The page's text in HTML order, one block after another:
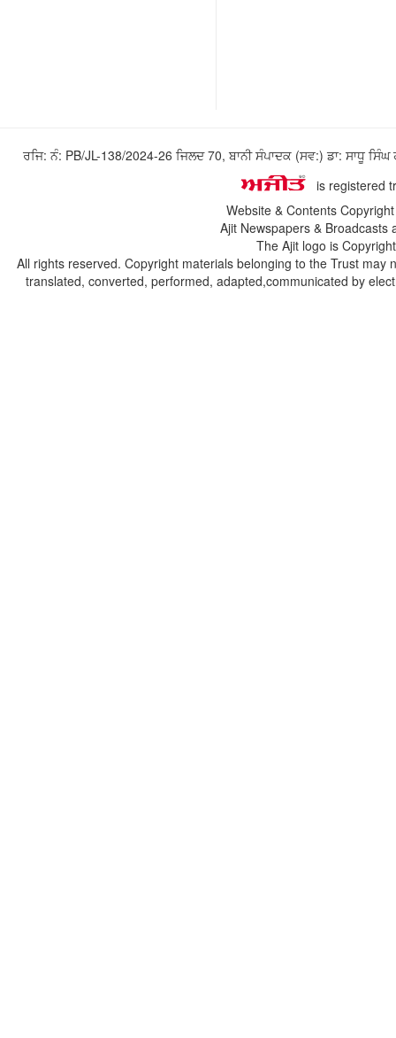
ਰਜਿ: ਨੰ: PB/JL-138/2024-26 ਜਿਲਦ 70, ਬਾਨੀ ਸੰਪਾਦਕ (ਸਵ:) ਡਾ: ਸਾਧੂ
is registered
Website & Contents
Ajit Newspapers &
The Ajit logo is
All rights reserved. Copyright materials belonging to the Trust
translated, converted, performed, adapted,communicated by